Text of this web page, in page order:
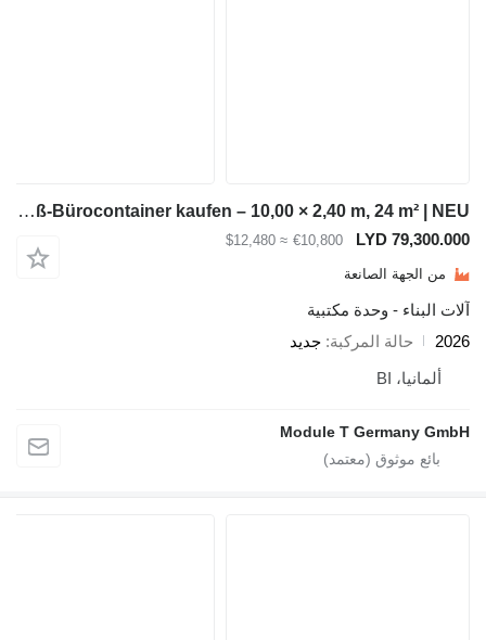
Module-T 40-Fuß-Bürocontainer kaufen – 10,00 × 2,40 m, 24 m² | NEU
LYD
€10,800
≈ $12,480
الصانعة
- وحدة مكتبية
المركبة
جديد
Module T